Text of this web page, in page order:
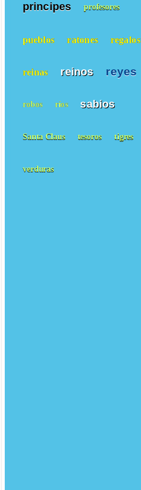
principes profesores
pueblos ratones regalos
reinas reinos reyes
robos ríos sabios
Santa Claus tesoros tigres
verduras